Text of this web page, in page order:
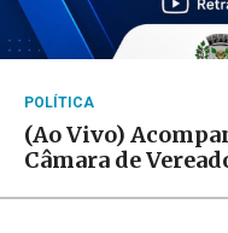
POLÍTICA
(Ao Vivo)
Câmara de